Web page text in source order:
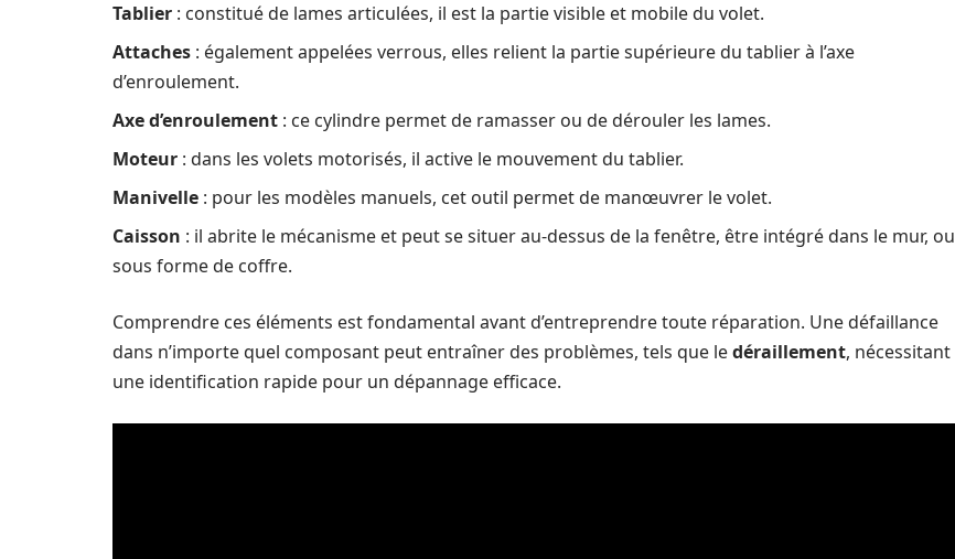
Tablier : constitué de lames articulées, il est la partie visible et mobile du volet.
Attaches : également appelées verrous, elles relient la partie supérieure du tablier à l’axe
d’enroulement.
Axe d’enroulement : ce cylindre permet de ramasser ou de dérouler les lames.
Moteur : dans les volets motorisés, il active le mouvement du tablier.
Manivelle : pour les modèles manuels, cet outil permet de manœuvrer le volet.
Caisson : il abrite le mécanisme et peut se situer au-dessus de la fenêtre, être intégré dans le mur, ou
sous forme de coffre.
Comprendre ces éléments est fondamental avant d’entreprendre toute réparation. Une défaillance
dans n’importe quel composant peut entraîner des problèmes, tels que ledéraillement, nécessitant
une identification rapide pour un dépannage efficace.